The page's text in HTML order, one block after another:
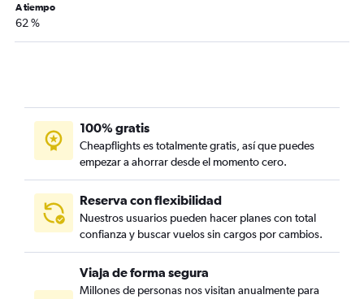
A tiempo
62 %
100% gratis
Cheapflights es totalmente gratis, así que puedes
empezar a ahorrar desde el momento cero.
Reserva con flexibilidad
Nuestros usuarios pueden hacer planes con total
confianza y buscar vuelos sin cargos por cambios.
Viaja de forma segura
Millones de personas nos visitan anualmente para